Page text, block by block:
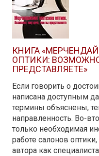
КНИГА
ОПТИКИ:
ПРЕДСТАВЛЯЕТЕ»
Если говорить о
написана доступным
термины объяснены,
направленность. Во-
только необходимая
работе салонов
автора как